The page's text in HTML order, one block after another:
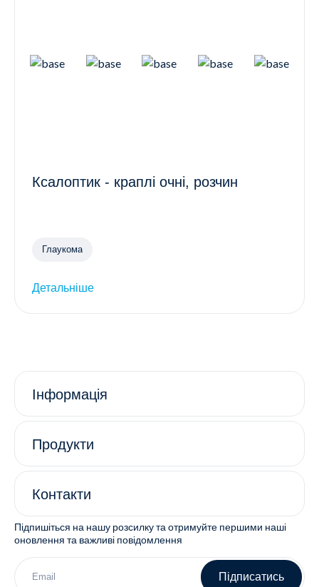
Ксалоптик - краплі очні, розчин
Глаукома
Детальніше
Інформація
Продукти
Контакти
Підпишіться на нашу розсилку та отримуйте першими наші
оновлення та важливі повідомлення
Підписатись